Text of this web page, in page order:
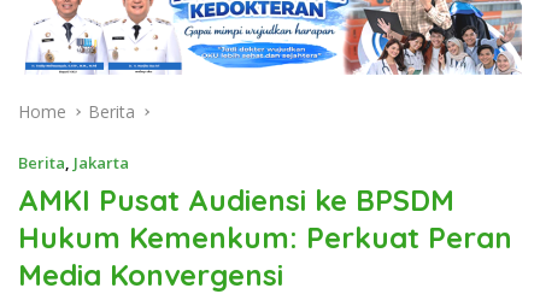
Home Berita
Berita, Jakarta
AMKI Pusat Audiensi ke BPSDM
Hukum Kemenkum: Perkuat Peran
Media Konvergensi